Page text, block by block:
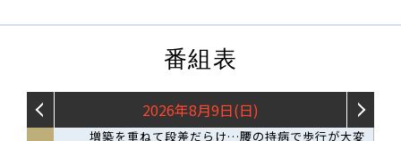
番組表